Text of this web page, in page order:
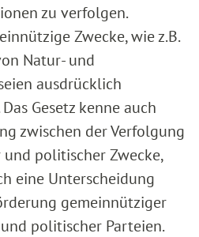
zu verfolgen.
Zwecke, wie z.B.
Natur- und
ausdrücklich
Gesetz kenne auch
zwischen der Verfolgung
politischer Zwecke,
eine Unterscheidung
gemeinnütziger
politischer Parteien.